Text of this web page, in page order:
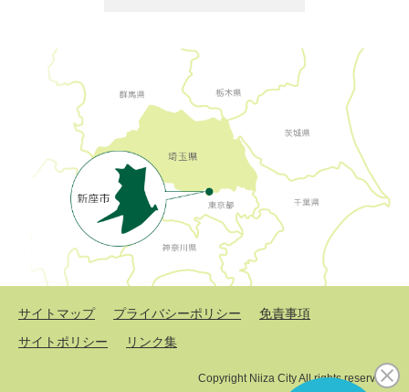
サイトマップ プライバシーポリシー
免責事項
サイトポリシー
リンク集
Copyright Niiza City All rights reserved.